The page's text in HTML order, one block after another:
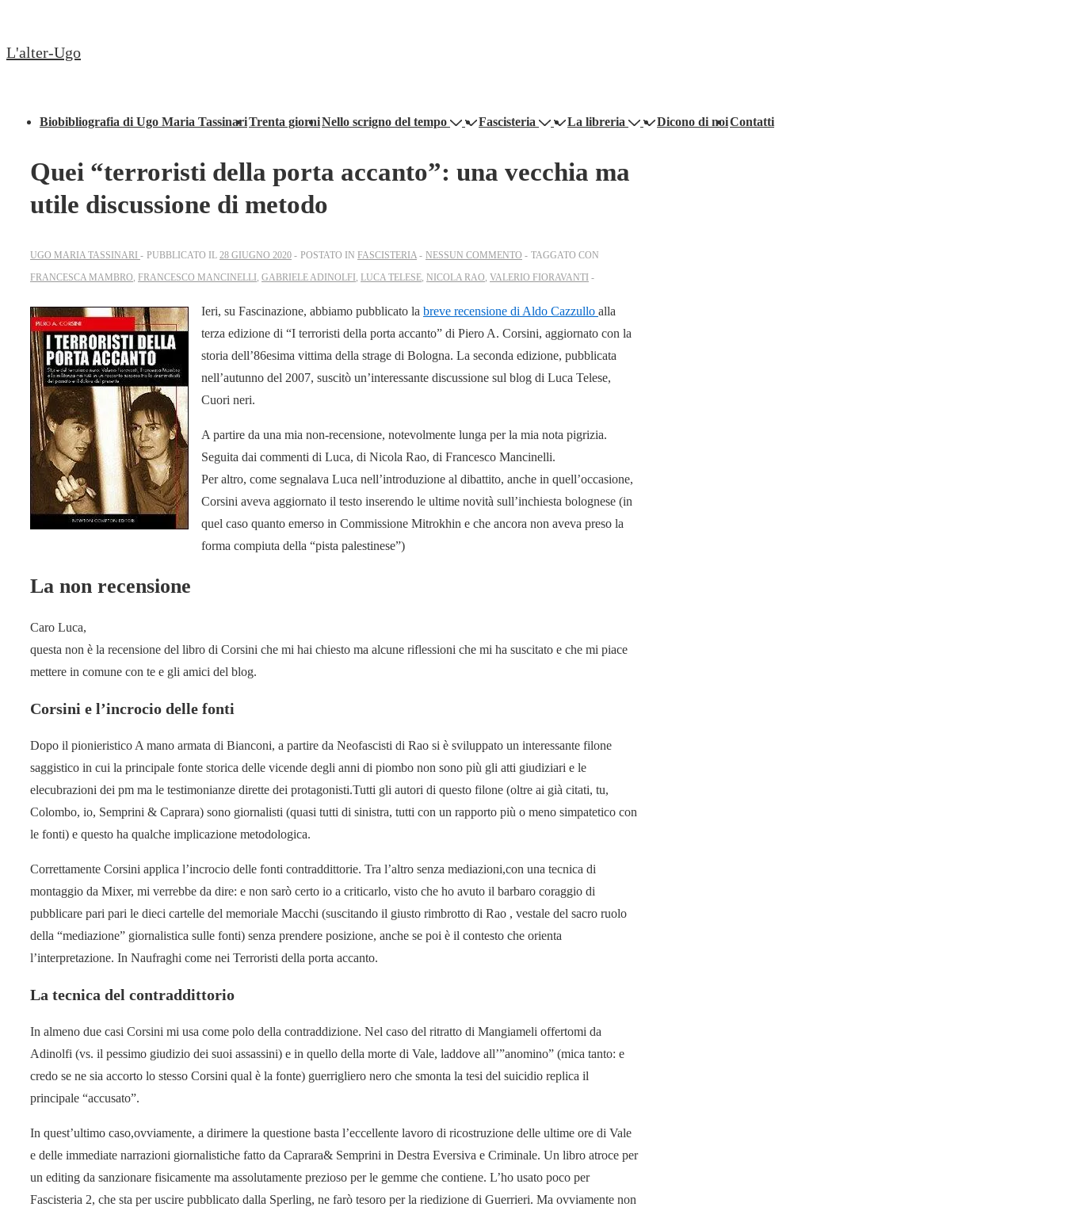
al
L'alter-Ugo
Menu
Biobibliografia di Ugo Maria TassinariTrenta giorniNello scrigno del tempo Fascisteria La libreria Dicono di noiContatti
Quei “terroristi della porta accanto”: una vecchia ma
utile discussione di metodo
UGO MARIA TASSINARI PUBBLICATO IL 28 GIUGNO 2020 POSTATO IN FASCISTERIA NESSUN COMMENTO
TAGGATO CON
FRANCESCA MAMBRO FRANCESCO MANCINELLI GABRIELE ADINOLFI LUCA TELESE NICOLA RAO VALERIO FIORAVANTI
Ieri, su Fascinazione, abbiamo pubblicato la breve recensione di Aldo Cazzullo alla
terza edizione di “I terroristi della porta accanto” di Piero A. Corsini, aggiornato con la
storia dell’86esima vittima della strage di Bologna. La seconda edizione, pubblicata
nell’autunno del 2007, suscitò un’interessante discussione sul blog di Luca Telese,
Cuori neri.
A partire da una mia non-recensione, notevolmente lunga per la mia nota pigrizia.
Seguita dai commenti di Luca, di Nicola Rao, di Francesco Mancinelli.
Per altro, come segnalava Luca nell’introduzione al dibattito, anche in quell’occasione,
Corsini aveva aggiornato il testo inserendo le ultime novità sull’inchiesta bolognese (in
quel caso quanto emerso in Commissione Mitrokhin e che ancora non aveva preso la
forma compiuta della “pista palestinese”)
La non recensione
Caro Luca,
questa non è la recensione del libro di Corsini che mi hai chiesto ma alcune riflessioni che mi ha suscitato e che mi piace
mettere in comune con te e gli amici del blog.
Corsini e l’incrocio delle fonti
Dopo il pionieristico A mano armata di Bianconi, a partire da Neofascisti di Rao si è sviluppato un interessante filone
saggistico in cui la principale fonte storica delle vicende degli anni di piombo non sono più gli atti giudiziari e le
elecubrazioni dei pm ma le testimonianze dirette dei protagonisti.Tutti gli autori di questo filone (oltre ai già citati, tu,
Colombo, io, Semprini & Caprara) sono giornalisti (quasi tutti di sinistra, tutti con un rapporto più o meno simpatetico con
le fonti) e questo ha qualche implicazione metodologica.
Correttamente Corsini applica l’incrocio delle fonti contraddittorie. Tra l’altro senza mediazioni,con una tecnica di
montaggio da Mixer, mi verrebbe da dire: e non sarò certo io a criticarlo, visto che ho avuto il barbaro coraggio di
pubblicare pari pari le dieci cartelle del memoriale Macchi (suscitando il giusto rimbrotto di Rao , vestale del sacro ruolo
della “mediazione” giornalistica sulle fonti) senza prendere posizione, anche se poi è il contesto che orienta
l’interpretazione. In Naufraghi come nei Terroristi della porta accanto.
La tecnica del contraddittorio
In almeno due casi Corsini mi usa come polo della contraddizione. Nel caso del ritratto di Mangiameli offertomi da
Adinolfi (vs. il pessimo giudizio dei suoi assassini) e in quello della morte di Vale, laddove all’”anomino” (mica tanto: e
credo se ne sia accorto lo stesso Corsini qual è la fonte) guerrigliero nero che smonta la tesi del suicidio replica il
principale “accusato”.
In quest’ultimo caso,ovviamente, a dirimere la questione basta l’eccellente lavoro di ricostruzione delle ultime ore di Vale
e delle immediate narrazioni giornalistiche fatto da Caprara& Semprini in Destra Eversiva e Criminale. Un libro atroce per
un editing da sanzionare fisicamente ma assolutamente prezioso per le gemme che contiene. L’ho usato poco per
Fascisteria 2, che sta per uscire pubblicato dalla Sperling, ne farò tesoro per la riedizione di Guerrieri. Ma ovviamente non